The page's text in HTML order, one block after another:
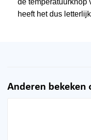
de temperatuurknop
heeft het dus
Anderen bekeken